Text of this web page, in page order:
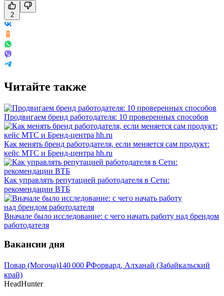
2
Читайте также
Продвигаем бренд работодателя: 10 проверенных способов
Как менять бренд работодателя, если меняется сам продукт:
кейс МТС и Бренд-центра hh.ru
Как управлять репутацией работодателя в Сети:
рекомендации ВТБ
Вначале было исследование: с чего начать работу над брендом
работодателя
Вакансии дня
Повар (Могоча)140 000 ₽Форвард, Алханай (Забайкальский
край)
HeadHunter